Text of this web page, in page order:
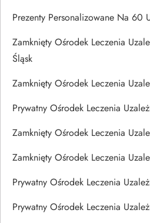
Prezenty Personalizowane Na 60
Zamknięty Ośrodek Leczenia
Śląsk
Zamknięty Ośrodek Leczenia
Prywatny Ośrodek Leczenia
Zamknięty Ośrodek Leczenia
Zamknięty Ośrodek Leczenia
Prywatny Ośrodek Leczenia
Prywatny Ośrodek Leczenia